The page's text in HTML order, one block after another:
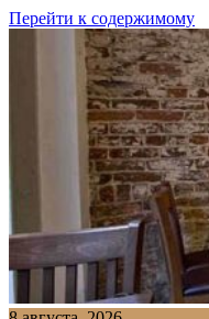
Перейти к содержимому